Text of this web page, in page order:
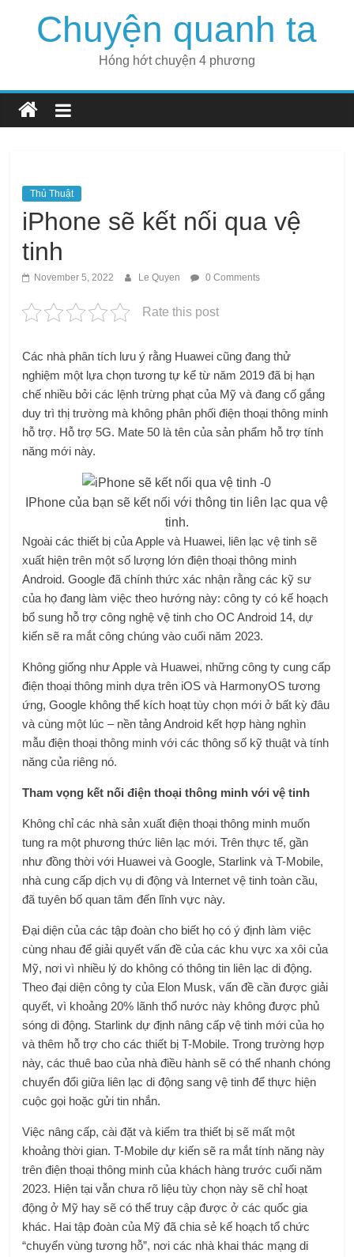
Chuyện quanh ta
Hóng hớt chuyện 4 phương
Thủ Thuật
iPhone sẽ kết nối qua vệ
tinh
November 5, 2022 Le Quyen 0 Comments
Rate this post
Các nhà phân tích lưu ý rằng Huawei cũng đang thử
nghiệm một lựa chọn tương tự kể từ năm 2019 đã bị hạn
chế nhiều bởi các lệnh trừng phạt của Mỹ và đang cố gắng
duy trì thị trường mà không phân phối điện thoại thông minh
hỗ trợ. Hỗ trợ 5G. Mate 50 là tên của sản phẩm hỗ trợ tính
năng mới này.
IPhone của bạn sẽ kết nối với thông tin liên lạc qua vệ
tinh.
Ngoài các thiết bị của Apple và Huawei, liên lạc vệ tinh sẽ
xuất hiện trên một số lượng lớn điện thoại thông minh
Android. Google đã chính thức xác nhận rằng các kỹ sư
của họ đang làm việc theo hướng này: công ty có kế hoạch
bổ sung hỗ trợ công nghệ vệ tinh cho OC Android 14, dự
kiến ​​sẽ ra mắt công chúng vào cuối năm 2023.
Không giống như Apple và Huawei, những công ty cung cấp
điện thoại thông minh dựa trên iOS và HarmonyOS tương
ứng, Google không thể kích hoạt tùy chọn mới ở bất kỳ đâu
và cùng một lúc – nền tảng Android kết hợp hàng nghìn
mẫu điện thoại thông minh với các thông số kỹ thuật và tính
năng của riêng nó.
Tham vọng kết nối điện thoại thông minh với vệ tinh
Không chỉ các nhà sản xuất điện thoại thông minh muốn
tung ra một phương thức liên lạc mới. Trên thực tế, gần
như đồng thời với Huawei và Google, Starlink và T-Mobile,
nhà cung cấp dịch vụ di động và Internet vệ tinh toàn cầu,
đã tuyên bố quan tâm đến lĩnh vực này.
Đại diện của các tập đoàn cho biết họ có ý định làm việc
cùng nhau để giải quyết vấn đề của các khu vực xa xôi của
Mỹ, nơi vì nhiều lý do không có thông tin liên lạc di động.
Theo đại diện công ty của Elon Musk, vấn đề cần được giải
quyết, vì khoảng 20% ​​lãnh thổ nước này không được phủ
sóng di động. Starlink dự định nâng cấp vệ tinh mới của họ
và thêm hỗ trợ cho các thiết bị T-Mobile. Trong trường hợp
này, các thuê bao của nhà điều hành sẽ có thể nhanh chóng
chuyển đổi giữa liên lạc di động sang vệ tinh để thực hiện
cuộc gọi hoặc gửi tin nhắn.
Việc nâng cấp, cài đặt và kiểm tra thiết bị sẽ mất một
khoảng thời gian. T-Mobile dự kiến ​​sẽ ra mắt tính năng này
trên điện thoại thông minh của khách hàng trước cuối năm
2023. Hiện tại vẫn chưa rõ liệu tùy chọn này sẽ chỉ hoạt
động ở Mỹ hay sẽ có thể truy cập được ở các quốc gia
khác. Hai tập đoàn của Mỹ đã chia sẻ kế hoạch tổ chức
“chuyển vùng tương hỗ”, nơi các nhà khai thác mạng di